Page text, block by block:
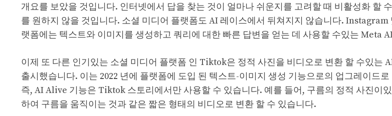
개요를 보았을 것입니다. 인터넷에서 답을 찾는 것이 얼마나 쉬운지를 고려할 때 비활성화 할
를 원하지 않을 것입니다. 소셜 미디어 플랫폼도 AI 레이스에서 뒤쳐지지 않습니다. Instagram
랫폼에는 텍스트와 이미지를 생성하고 쿼리에 대한 빠른 답변을 얻는 데 사용할 수있는 Meta
이제 또 다른 인기있는 소셜 미디어 플랫폼 인 Tiktok은 정적 사진을 비디오로 변환 할 수있는
출시했습니다. 이는 2022 년에 플랫폼에 도입 된 텍스트-이미지 생성 기능으로의 업그레이드
즉, AI Alive 기능은 Tiktok 스토리에서만 사용할 수 있습니다. 예를 들어, 구름의 정적 사진이
하여 구름을 움직이는 것과 같은 짧은 형태의 비디오로 변환 할 수 있습니다.